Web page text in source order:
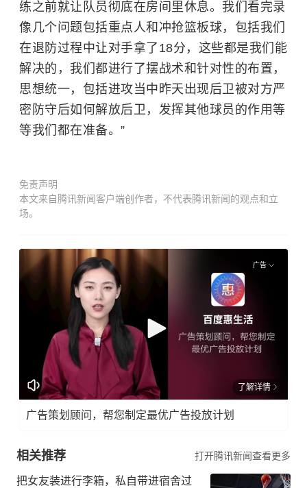
练之前就让队员彻底在房间里休息。我们看完录
像几个问题包括重点人和冲抢篮板球，包括我们
在退防过程中让对手拿了18分，这些都是我们能
解决的，我们都进行了摆战术和针对性的布置，
思想统一，包括进攻当中昨天出现后卫被对方严
密防守后如何解放后卫，发挥其他球员的作用等
等我们都在准备。”
免责声明
本文来自腾讯新闻客户端创作者，不代表腾讯新闻的观点和立
场。
广告
了解详情
广告策划顾问，帮您制定最优广告投放计划
相关推荐 打开腾讯新闻查看更多
把女友装进行李箱，私自带进宿舍过